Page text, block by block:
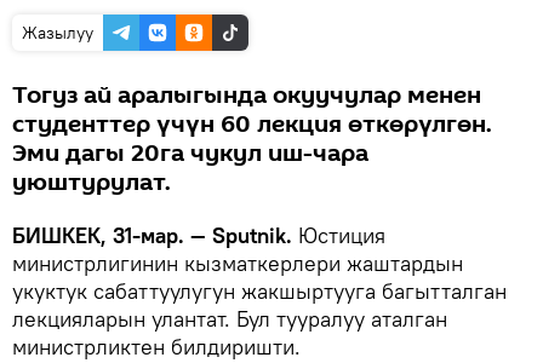
Жазылуу
Тогуз ай аралыгында окуучулар менен
студенттер үчүн 60 лекция өткөрүлгөн.
Эми дагы 20га чукул иш-чара
уюштурулат.
БИШКЕК, 31-мар. — Sputnik. Юстиция
министрлигинин кызматкерлери жаштардын
укуктук сабаттуулугун жакшыртууга багытталган
лекцияларын улантат. Бул тууралуу аталган
министрликтен билдиришти.